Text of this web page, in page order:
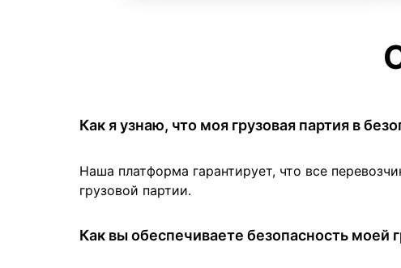
Как я узнаю, что моя грузовая партия в
Наша платформа гарантирует, что все
грузовой партии.
Как вы обеспечиваете безопасность моей